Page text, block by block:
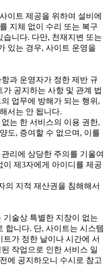
이트 제공을 위하여 설비에
지체 없이 수리 또는 복구
니다. 다만, 천재지변 또는
있는 경우, 사이트 운영을
과 운영자가 정한 제반 규
공지하는 사항 및 관계 법
업무에 방해가 되는 행위,
서는 안 됩니다.
는 한 서비스의 이용 권한,
도, 증여할 수 없으며, 이를
리에 상당한 주의를 기울여
제3자에게 아이디를 제공
지적 재산권을 침해해서
술상 특별한 지장이 없는
합니다. 단, 사이트는 시스템
가 정한 날이나 시간에 서
작업으로 인한 서비스 일
에 공지하오니 수시로 참고